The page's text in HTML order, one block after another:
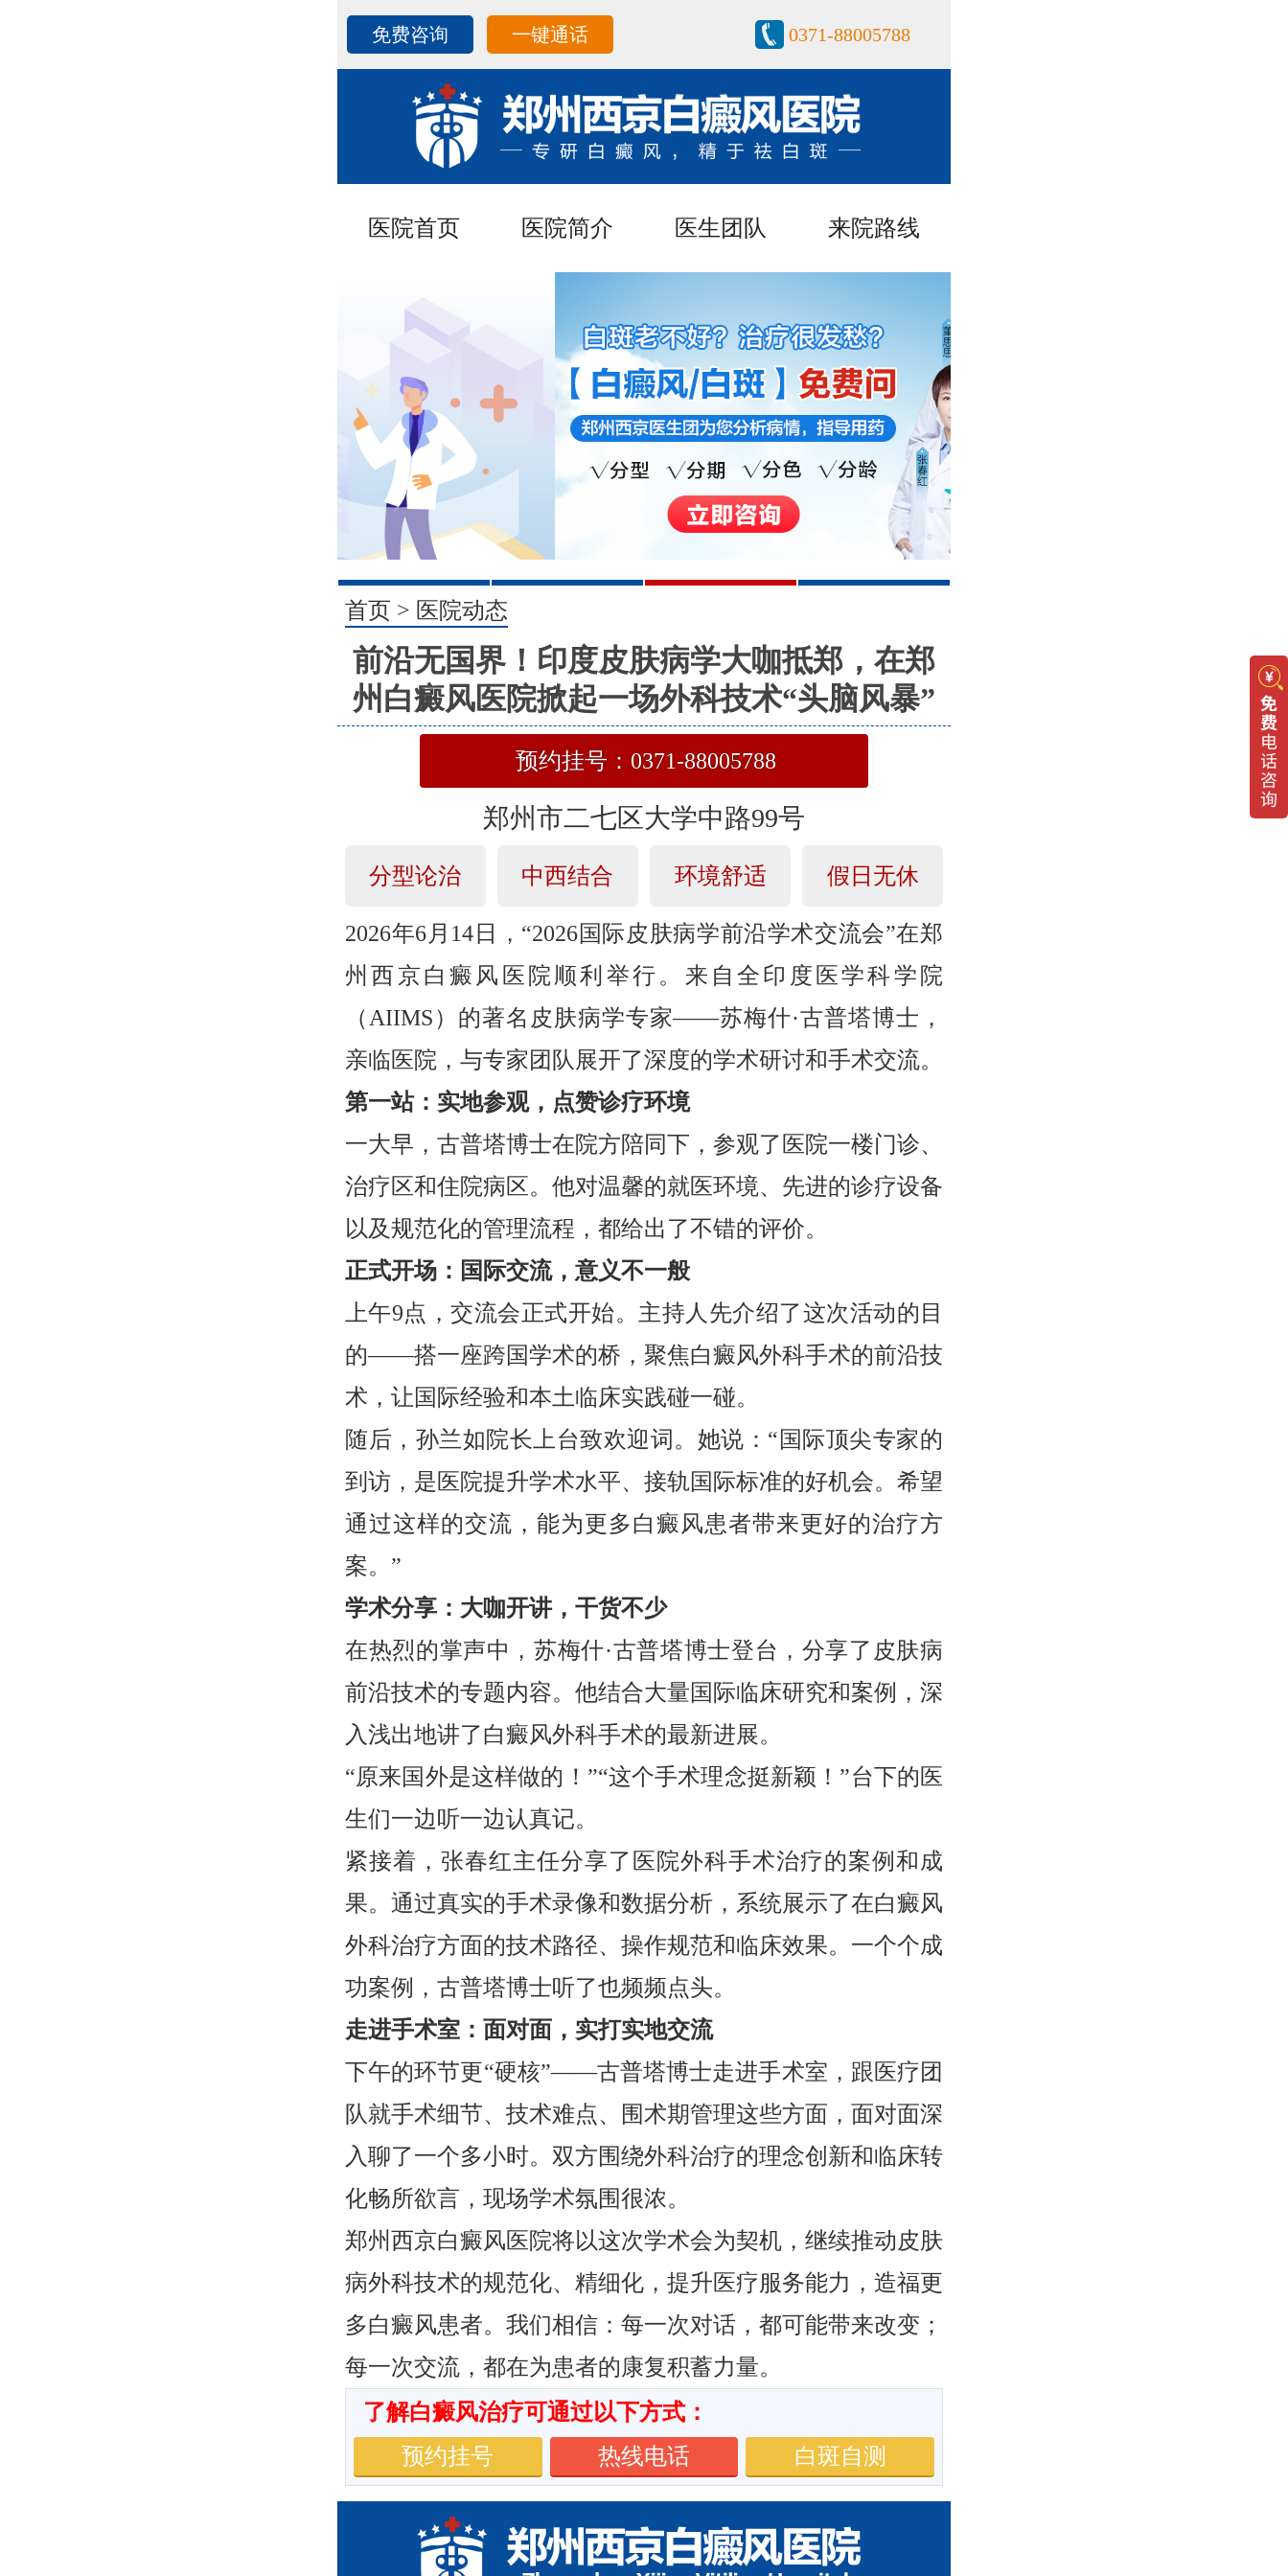
免费咨询 一键通话 0371-88005788
医院首页 医院简介 医生团队 来院路线
1 2 3 4
首页 > 医院动态
前沿无国界！印度皮肤病学大咖抵郑，在郑
州白癜风医院掀起一场外科技术“头脑风暴”
预约挂号：0371-88005788
郑州市二七区大学中路99号
分型论治 中西结合 环境舒适 假日无休
2026年6月14日，“2026国际皮肤病学前沿学术交流会”在郑
州西京白癜风医院顺利举行。来自全印度医学科学院
（AIIMS）的著名皮肤病学专家——苏梅什·古普塔博士，
亲临医院，与专家团队展开了深度的学术研讨和手术交流。
第一站：实地参观，点赞诊疗环境
一大早，古普塔博士在院方陪同下，参观了医院一楼门诊、
治疗区和住院病区。他对温馨的就医环境、先进的诊疗设备
以及规范化的管理流程，都给出了不错的评价。
正式开场：国际交流，意义不一般
上午9点，交流会正式开始。主持人先介绍了这次活动的目
的——搭一座跨国学术的桥，聚焦白癜风外科手术的前沿技
术，让国际经验和本土临床实践碰一碰。
随后，孙兰如院长上台致欢迎词。她说：“国际顶尖专家的
到访，是医院提升学术水平、接轨国际标准的好机会。希望
通过这样的交流，能为更多白癜风患者带来更好的治疗方
案。”
学术分享：大咖开讲，干货不少
在热烈的掌声中，苏梅什·古普塔博士登台，分享了皮肤病
前沿技术的专题内容。他结合大量国际临床研究和案例，深
入浅出地讲了白癜风外科手术的最新进展。
“原来国外是这样做的！”“这个手术理念挺新颖！”台下的医
生们一边听一边认真记。
紧接着，张春红主任分享了医院外科手术治疗的案例和成
果。通过真实的手术录像和数据分析，系统展示了在白癜风
外科治疗方面的技术路径、操作规范和临床效果。一个个成
功案例，古普塔博士听了也频频点头。
走进手术室：面对面，实打实地交流
下午的环节更“硬核”——古普塔博士走进手术室，跟医疗团
队就手术细节、技术难点、围术期管理这些方面，面对面深
入聊了一个多小时。双方围绕外科治疗的理念创新和临床转
化畅所欲言，现场学术氛围很浓。
郑州西京白癜风医院将以这次学术会为契机，继续推动皮肤
病外科技术的规范化、精细化，提升医疗服务能力，造福更
多白癜风患者。我们相信：每一次对话，都可能带来改变；
每一次交流，都在为患者的康复积蓄力量。
了解白癜风治疗可通过以下方式：
预约挂号
热线电话 白斑自测